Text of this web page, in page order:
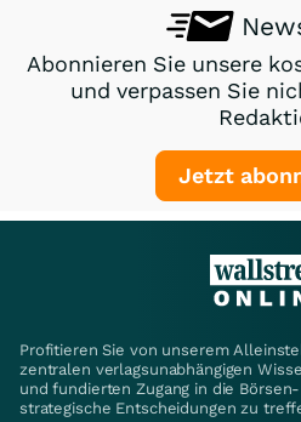
Abonnieren Sie unsere
und verpassen Sie
Jetzt
Profitieren Sie von unserem
zentralen verlagsunabhängigen
und fundierten Zugang in die
strategische Entscheidungen zu